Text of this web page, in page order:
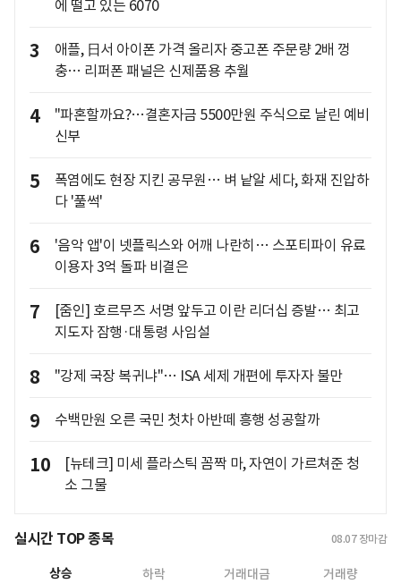
에 떨고 있는 6070
3
애플, 日서 아이폰 가격 올리자 중고폰 주문량 2배 껑
충… 리퍼폰 패널은 신제품용 추월
4
"파혼할까요?…결혼자금 5500만원 주식으로 날린 예비
신부
5
폭염에도 현장 지킨 공무원… 벼 낱알 세다, 화재 진압하
다 '풀썩'
6
'음악 앱'이 넷플릭스와 어깨 나란히… 스포티파이 유료
이용자 3억 돌파 비결은
7
[줌인] 호르무즈 서명 앞두고 이란 리더십 증발… 최고
지도자 잠행·대통령 사임설
8 "강제 국장 복귀냐"… ISA 세제 개편에 투자자 불만
9 수백만원 오른 국민 첫차 아반떼 흥행 성공할까
10
[뉴테크] 미세 플라스틱 꼼짝 마, 자연이 가르쳐준 청
소 그물
실시간 TOP 종목 08.07 장마감
상승 하락 거래대금 거래량